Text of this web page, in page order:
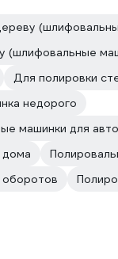
(шлифовальные
Для полировки
недорого
машинки для
дома
оборотов